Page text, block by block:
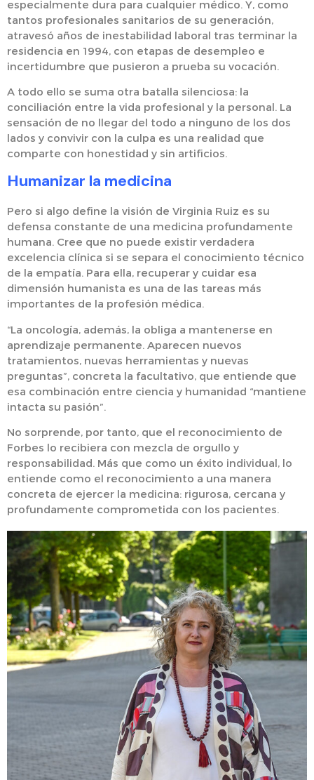
especialmente dura para cualquier médico. Y, como
tantos profesionales sanitarios de su generación,
atravesó años de inestabilidad laboral tras terminar la
residencia en 1994, con etapas de desempleo e
incertidumbre que pusieron a prueba su vocación.
A todo ello se suma otra batalla silenciosa: la
conciliación entre la vida profesional y la personal. La
sensación de no llegar del todo a ninguno de los dos
lados y convivir con la culpa es una realidad que
comparte con honestidad y sin artificios.
Humanizar la medicina
Pero si algo define la visión de Virginia Ruiz es su
defensa constante de una medicina profundamente
humana. Cree que no puede existir verdadera
excelencia clínica si se separa el conocimiento técnico
de la empatía. Para ella, recuperar y cuidar esa
dimensión humanista es una de las tareas más
importantes de la profesión médica.
“La oncología, además, la obliga a mantenerse en
aprendizaje permanente. Aparecen nuevos
tratamientos, nuevas herramientas y nuevas
preguntas”, concreta la facultativo, que entiende que
esa combinación entre ciencia y humanidad “mantiene
intacta su pasión”.
No sorprende, por tanto, que el reconocimiento de
Forbes lo recibiera con mezcla de orgullo y
responsabilidad. Más que como un éxito individual, lo
entiende como el reconocimiento a una manera
concreta de ejercer la medicina: rigurosa, cercana y
profundamente comprometida con los pacientes.